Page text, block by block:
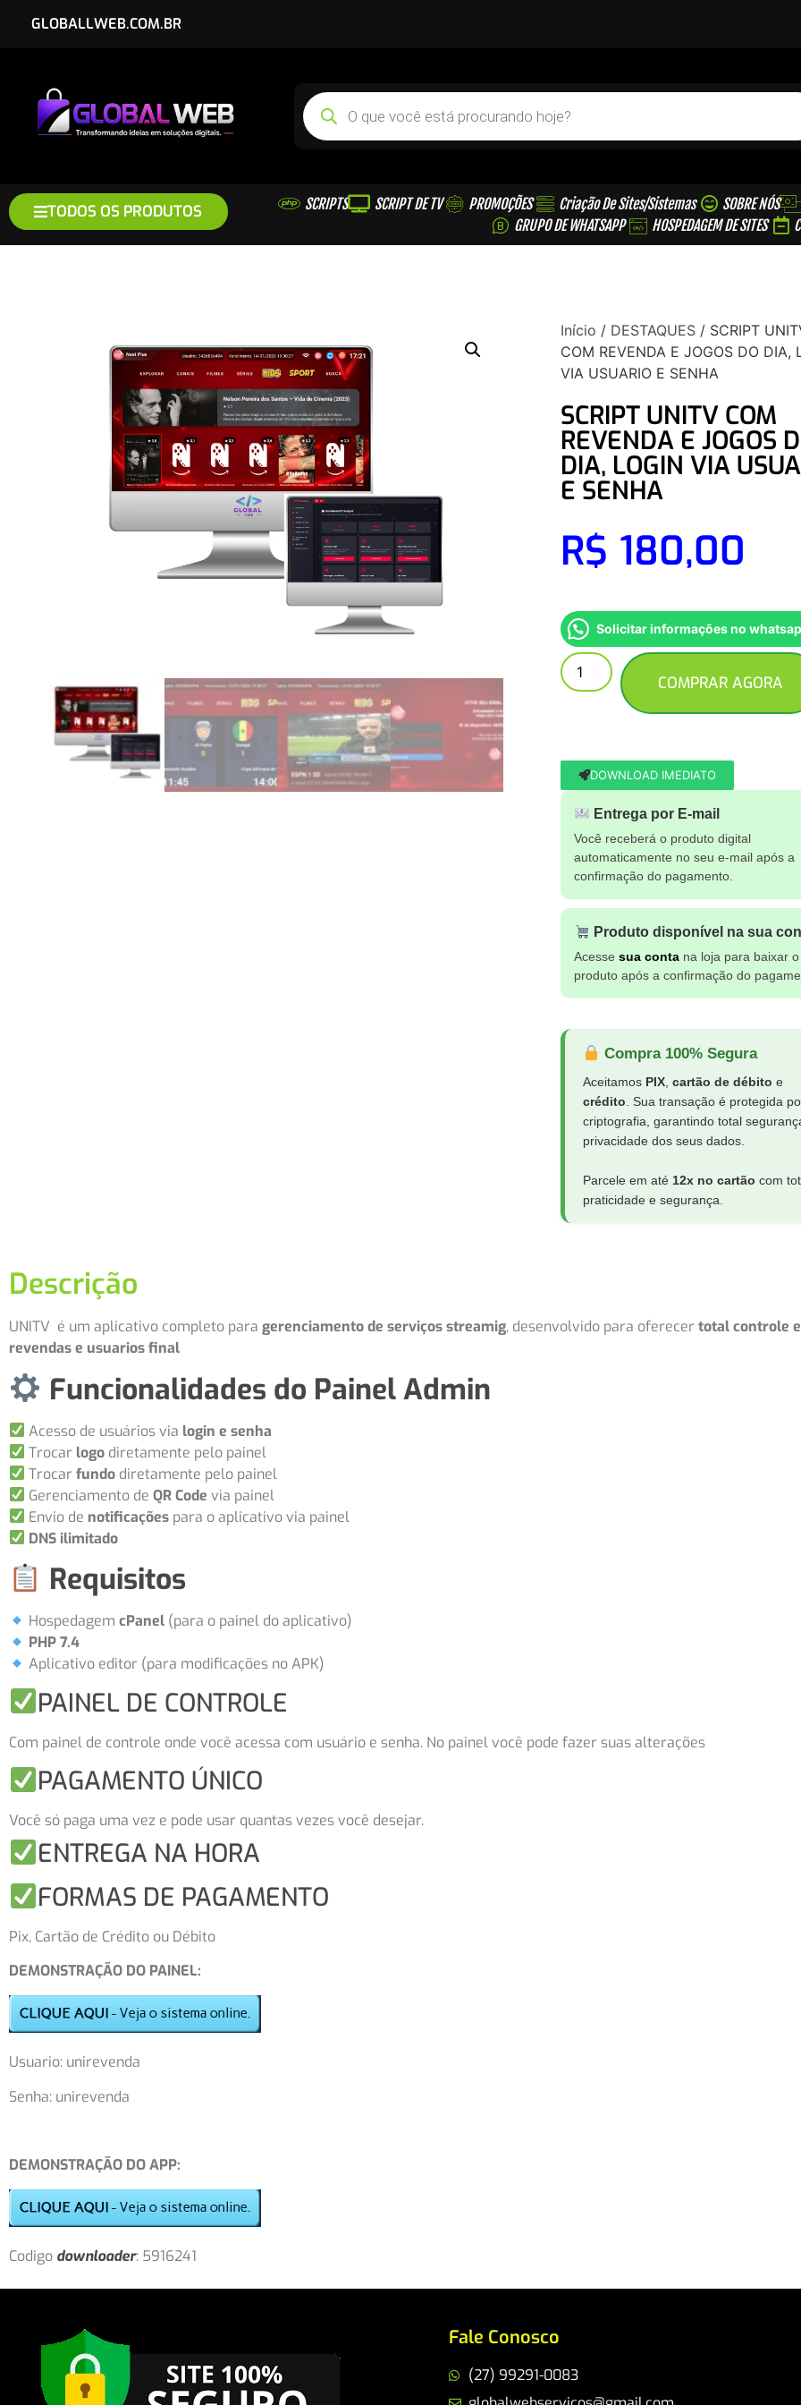
GLOBALLWEB.COM.BR
TODOS OS PRODUTOS SCRIPTS SCRIPT DE TV PROMOÇÕES Criação De Sites/sistemas SOBRE NÓS
GRUPO DE WHATSAPP
HOSPEDAGEM DE SITES
Início / DESTAQUES / SCRIPT
COM REVENDA E JOGOS DO DIA,
VIA USUARIO E SENHA
SCRIPT UNITV COM
REVENDA E JOGOS
DIA, LOGIN VIA
E SENHA
R$ 180,00
Solicitar informações no
COMPRAR AGORA
DOWNLOAD IMEDIATO
Entrega por E-mail
Você receberá o produto digital
automaticamente no seu e-mail após a
confirmação do pagamento.
Produto disponível na sua
Acesse sua conta na loja para baixar o
produto após a confirmação do
Compra 100% Segura
Aceitamos PIX, cartão de débito e
crédito. Sua transação é protegida
criptografia, garantindo total
privacidade dos seus dados.
Parcele em até 12x no cartão com
praticidade e segurança.
Descrição
UNITV é um aplicativo completo para gerenciamento de serviços streamig, desenvolvido para oferecer total controle
revendas e usuarios final
Funcionalidades do Painel Admin
Acesso de usuários via login e senha
Trocar logo diretamente pelo painel
Trocarfundo diretamente pelo painel
Gerenciamento deQR Code via painel
Envio de notificações para o aplicativo via painel
DNS ilimitado
Requisitos
HospedagemcPanel (para o painel do aplicativo)
PHP 7.4
Aplicativo editor (para modificações no APK)
PAINEL DE CONTROLE
Com painel de controle onde você acessa com usuário e senha. No painel você pode fazer suas alterações
PAGAMENTO ÚNICO
Você só paga uma vez e pode usar quantas vezes você desejar.
ENTREGA NA HORA
FORMAS DE PAGAMENTO
Pix, Cartão de Crédito ou Débito
DEMONSTRAÇÃO DO PAINEL:
Usuario: unirevenda
Senha: unirevenda
DEMONSTRAÇÃO DO APP:
Codigo downloader: 5916241
Fale Conosco
(27) 99291-0083